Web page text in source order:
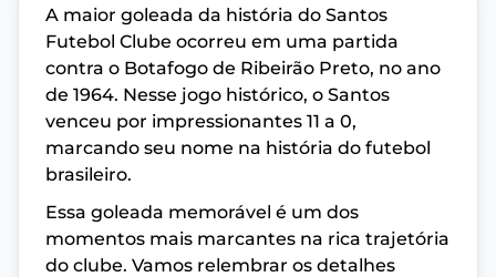
A maior goleada da história do Santos
Futebol Clube ocorreu em uma partida
contra o Botafogo de Ribeirão Preto, no ano
de 1964. Nesse jogo histórico, o Santos
venceu por impressionantes 11 a 0,
marcando seu nome na história do futebol
brasileiro.
Essa goleada memorável é um dos
momentos mais marcantes na rica trajetória
do clube. Vamos relembrar os detalhes